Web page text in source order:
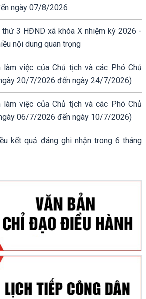
ngày 07/8/2026
thứ 3 HĐND xã khóa X nhiệm kỳ 2026 -
nội dung quan trọng
làm việc của Chủ tịch và các Phó Chủ
20/7/2026 đến ngày 24/7/2026)
làm việc của Chủ tịch và các Phó Chủ
06/7/2026 đến ngày 10/7/2026)
kết quả đáng ghi nhận trong 6 tháng